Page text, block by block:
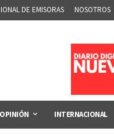
DE EMISORAS NOSOTROS
OPINIÓN INTERNACIONAL